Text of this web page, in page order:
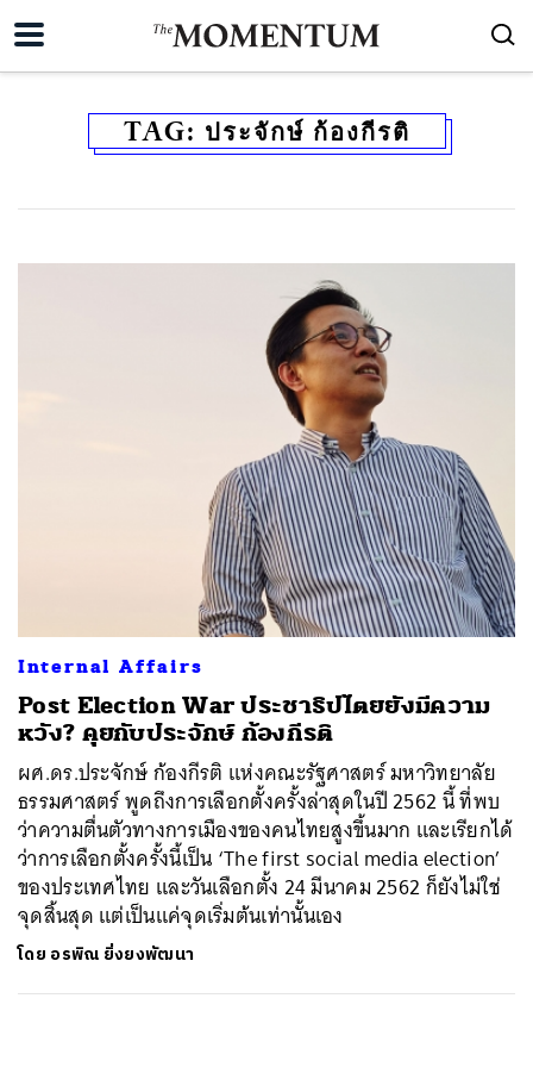
TAG: ประจักษ์ ก้องกีรติ
Internal Affairs
Post Election War ประชาธิปไตยยังมีความ
หวัง? คุยกับประจักษ์ ก้องกีรติ
ผศ.ดร.ประจักษ์ ก้องกีรติ แห่งคณะรัฐศาสตร์ มหาวิทยาลัย
ธรรมศาสตร์ พูดถึงการเลือกตั้งครั้งล่าสุดในปี 2562 นี้ ที่พบ
ว่าความตื่นตัวทางการเมืองของคนไทยสูงขึ้นมาก และเรียกได้
ว่าการเลือกตั้งครั้งนี้เป็น ‘The first social media election’
ของประเทศไทย และวันเลือกตั้ง 24 มีนาคม 2562 ก็ยังไม่ใช่
จุดสิ้นสุด แต่เป็นแค่จุดเริ่มต้นเท่านั้นเอง
โดย อรพิณ ยิ่งยงพัฒนา
SHARE